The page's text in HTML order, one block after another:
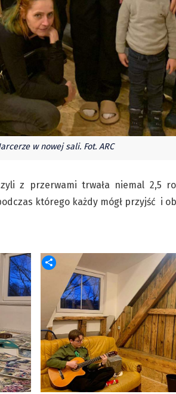
w nowej sali. Fot. ARC
z przerwami trwała niemal 2,5
którego każdy mógł przyjść i